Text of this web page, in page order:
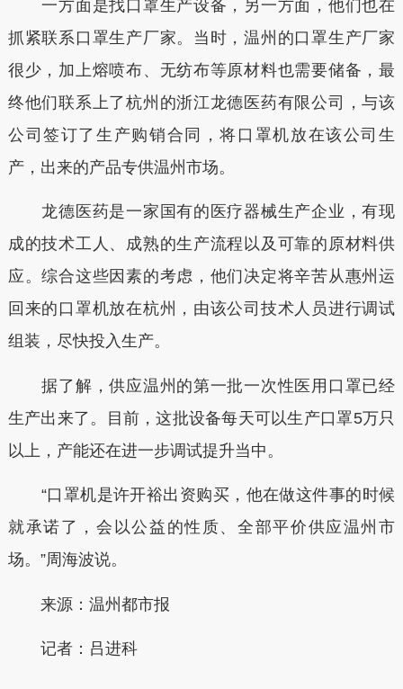
一方面是找口罩生产设备，另一方面，他们也在
抓紧联系口罩生产厂家。当时，温州的口罩生产厂家
很少，加上熔喷布、无纺布等原材料也需要储备，最
终他们联系上了杭州的浙江龙德医药有限公司，与该
公司签订了生产购销合同，将口罩机放在该公司生
产，出来的产品专供温州市场。
龙德医药是一家国有的医疗器械生产企业，有现
成的技术工人、成熟的生产流程以及可靠的原材料供
应。综合这些因素的考虑，他们决定将辛苦从惠州运
回来的口罩机放在杭州，由该公司技术人员进行调试
组装，尽快投入生产。
据了解，供应温州的第一批一次性医用口罩已经
生产出来了。目前，这批设备每天可以生产口罩5万只
以上，产能还在进一步调试提升当中。
“口罩机是许开裕出资购买，他在做这件事的时候
就承诺了，会以公益的性质、全部平价供应温州市
场。”周海波说。
来源：温州都市报
记者：吕进科